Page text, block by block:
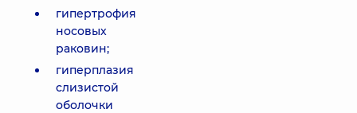
гипертрофия
носовых
раковин;
гиперплазия
слизистой
оболочки